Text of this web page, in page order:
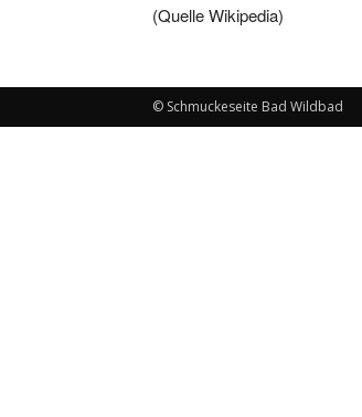
(Quelle Wikipedia)
© Schmuckeseite Bad Wildbad